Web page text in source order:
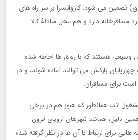
تضمین می شود. کاروانسرا بر سر راه های
مسافرخانه دارد و هم محل مبادلۀ کالا
وسیعی هستند که با رواق ها احاطه شده
چهارپایان بارکش می توانند آماده شوند، و در
است برای مسافران.
اند، همانطور که هنوز هم در برخی
دلیل، همانند شهرهای اروپای قرون
برای ارتباط با آن ها در نظر گرفته شده